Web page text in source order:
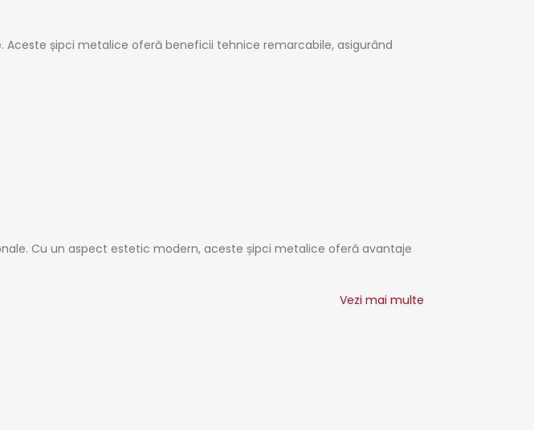
șipci metalice oferă beneficii tehnice remarcabile, asigurând
Cu un aspect estetic modern, aceste șipci metalice oferă avantaje
Vezi mai multe